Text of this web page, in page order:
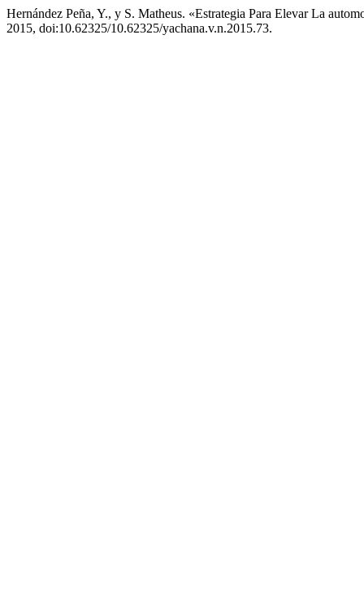
Hernández Peña, Y., y S. Matheus. «Estrategia Para Elevar La
2015, doi:10.62325/10.62325/yachana.v.n.2015.73.